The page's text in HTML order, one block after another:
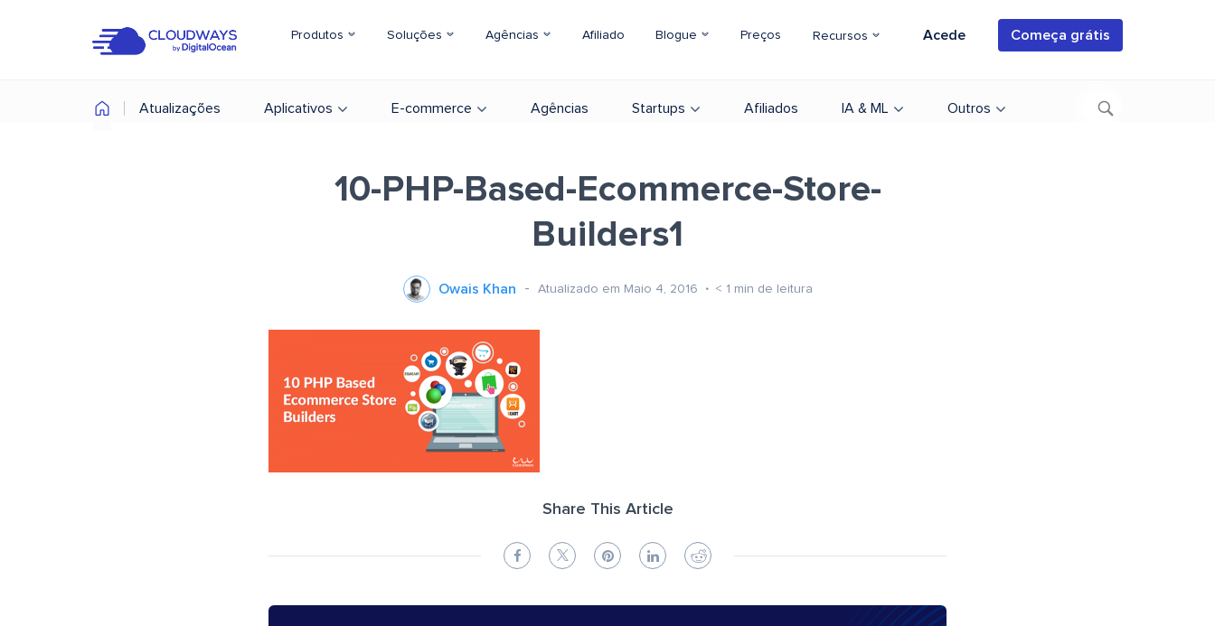
Produtos Soluções Agências Afiliado Blogue Preços Recursos Acede Começa grátis
Atualizações Aplicativos E-commerce Agências Startups Afiliados IA & ML Outros
10-PHP-Based-Ecommerce-Store-
Builders1
Owais Khan Atualizado em Maio 4, 2016 < 1 min de leitura
Share This Article